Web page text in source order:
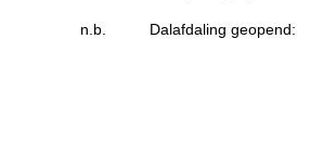
n.b. Dalafdaling geopend: